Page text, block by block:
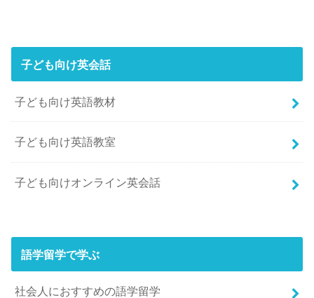
子ども向け英会話
子ども向け英語教材
子ども向け英語教室
子ども向けオンライン英会話
語学留学で学ぶ
社会人におすすめの語学留学